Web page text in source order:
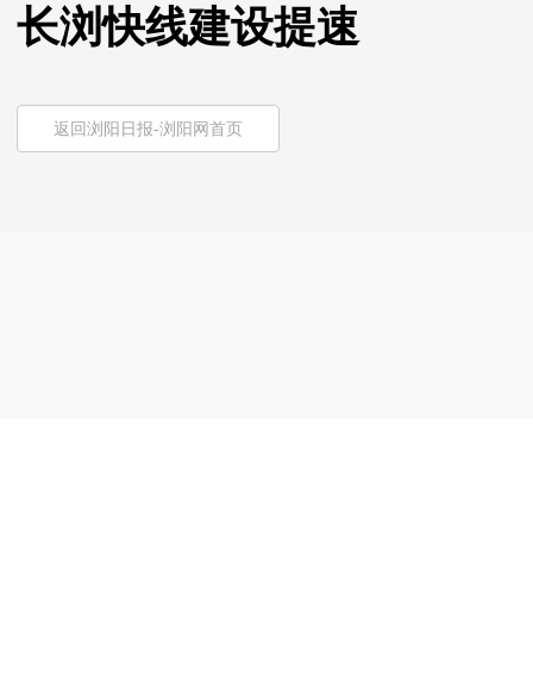
长浏快线建设提速
返回浏阳日报-浏阳网首页